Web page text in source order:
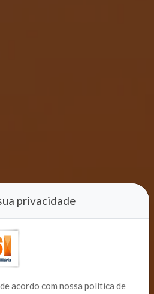
privacidade
acordo com nossa política de